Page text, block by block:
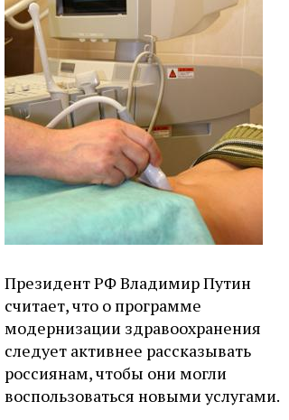
Президент РФ Владимир Путин
считает, что о программе
модернизации здравоохранения
следует активнее рассказывать
россиянам, чтобы они могли
воспользоваться новыми услугами.